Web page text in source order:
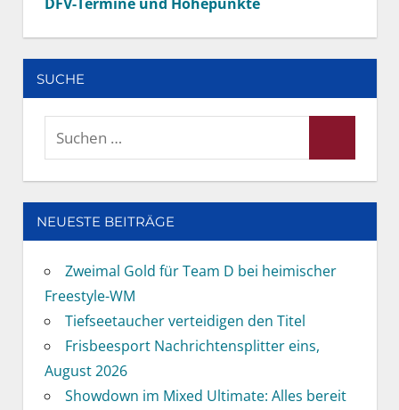
SUCHE
Suchen
NEUESTE BEITRÄGE
Zweimal Gold für Team D bei heimischer
Freestyle-WM
Tiefseetaucher verteidigen den Titel
Frisbeesport Nachrichtensplitter eins,
August 2026
Showdown im Mixed Ultimate: Alles bereit